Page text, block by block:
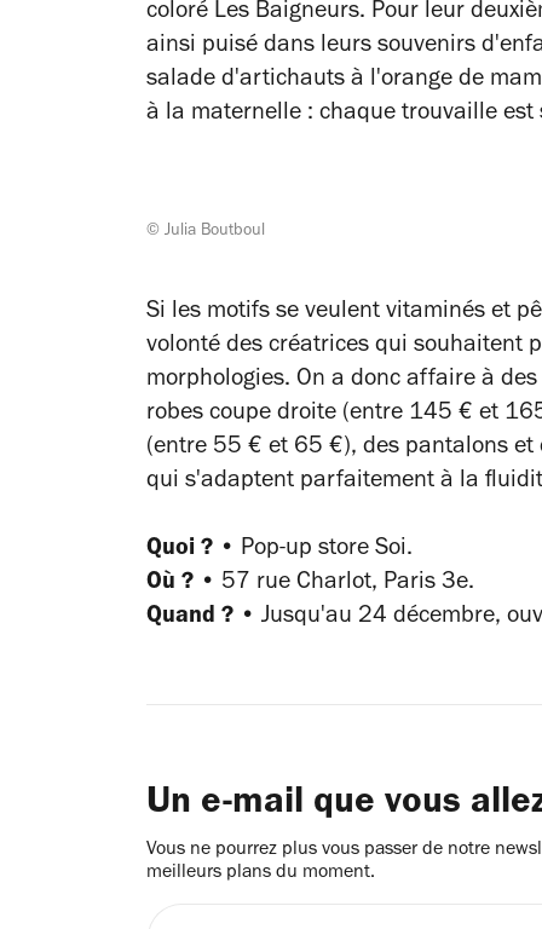
coloré Les Baigneurs. Pour leur
ainsi puisé dans leurs souvenirs
salade d'artichauts à l'orange de
à la maternelle : chaque trouvaille
© Julia Boutboul
Si les motifs se veulent vitaminés et
volonté des créatrices qui souhaitent
morphologies. On a donc affaire à
robes coupe droite (entre 145 € et
(entre 55 € et 65 €), des pantalons et
qui s'adaptent parfaitement à la
Quoi ? • Pop-up store Soi.
Où ? • 57 rue Charlot, Paris 3e.
Quand ? • Jusqu'au 24 décembre,
Un e-mail que vous
Vous ne pourrez plus vous passer de notre
meilleurs plans du moment.